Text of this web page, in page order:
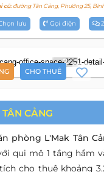
cũ:đường Tân Cảng, Phường 25,
lưu Gọi điện
CHO THUÊ
3
CẢNG
phòng L'Mak Tân
qui mô 1 tầng hầm
cho thuê khoảng